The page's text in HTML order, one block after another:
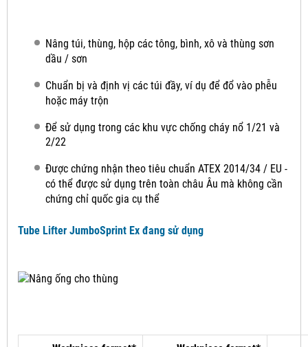
Nâng túi, thùng, hộp các tông, bình, xô và thùng sơn
dầu / sơn
Chuẩn bị và định vị các túi đầy, ví dụ để đổ vào phễu
hoặc máy trộn
Để sử dụng trong các khu vực chống cháy nổ 1/21 và
2/22
Được chứng nhận theo tiêu chuẩn ATEX 2014/34 / EU -
có thể được sử dụng trên toàn châu Âu mà không cần
chứng chỉ quốc gia cụ thể
Tube Lifter JumboSprint Ex đang sử dụng